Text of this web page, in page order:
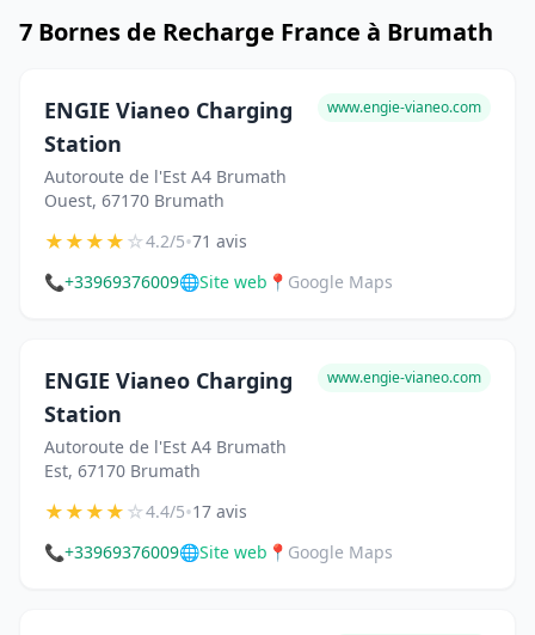
7 Bornes de Recharge France à Brumath
ENGIE Vianeo Charging
Station
Autoroute de l'Est A4 Brumath
Ouest, 67170 Brumath
www.engie-vianeo.com
★★★★☆4.2/5•71 avis
📞+33969376009🌐Site web 📍 Google Maps
ENGIE Vianeo Charging
Station
Autoroute de l'Est A4 Brumath
Est, 67170 Brumath
www.engie-vianeo.com
★★★★☆4.4/5•17 avis
📞+33969376009🌐Site web 📍 Google Maps